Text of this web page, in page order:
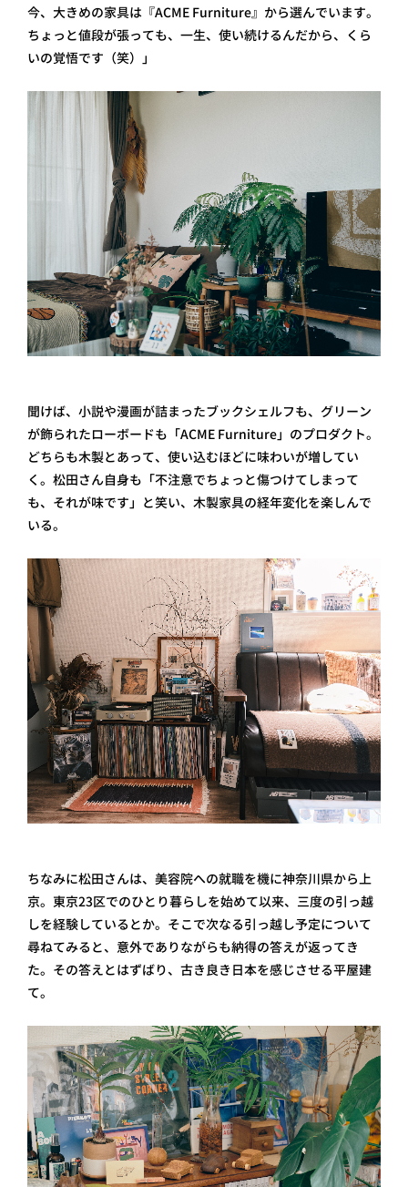
今、大きめの家具は『ACME Furniture』から選んでいます。
ちょっと値段が張っても、一生、使い続けるんだから、くら
いの覚悟です（笑）」
聞けば、小説や漫画が詰まったブックシェルフも、グリーン
が飾られたローボードも「ACME Furniture」のプロダクト。
どちらも木製とあって、使い込むほどに味わいが増してい
く。松田さん自身も「不注意でちょっと傷つけてしまって
も、それが味です」と笑い、木製家具の経年変化を楽しんで
いる。
ちなみに松田さんは、美容院への就職を機に神奈川県から上
京。東京23区でのひとり暮らしを始めて以来、三度の引っ越
しを経験しているとか。そこで次なる引っ越し予定について
尋ねてみると、意外でありながらも納得の答えが返ってき
た。その答えとはずばり、古き良き日本を感じさせる平屋建
て。